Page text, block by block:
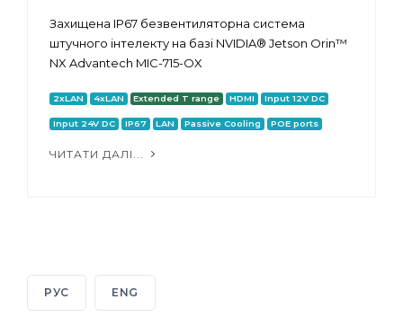
Захищена IP67 безвентиляторна система
штучного інтелекту на базі NVIDIA® Jetson Orin™
NX Advantech MIC-715-OX
2xLAN 4xLAN Extended T range HDMI Input 12V DC
Input 24V DC IP67 LAN Passive Cooling POE ports
ЧИТАТИ ДАЛІ...
РУС ENG